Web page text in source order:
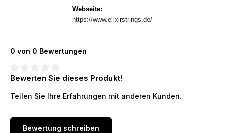
Webseite:
https://www.elixirstrings.de/
0 von 0 Bewertungen
Durchschnittliche Bewertung von 0 von 5 Sternen
Bewerten Sie dieses Produkt!
Teilen Sie Ihre Erfahrungen mit anderen Kunden.
Bewertung schreiben